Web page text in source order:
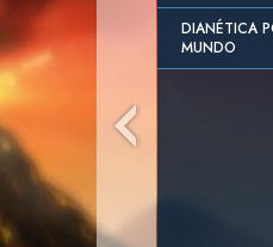
DIANÉTICA
MUNDO